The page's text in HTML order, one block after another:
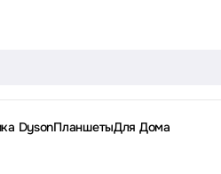
DysonПланшетыДля Дома